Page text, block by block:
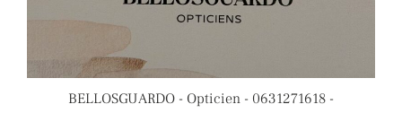
BELLOSGUARDO - Opticien - 0631271618 -